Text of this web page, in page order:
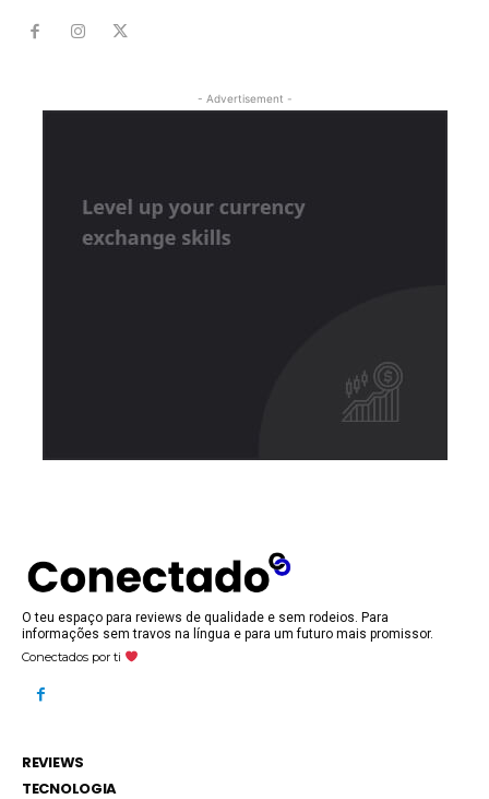
- Advertisement -
O teu espaço para reviews de qualidade e sem rodeios. Para
informações sem travos na língua e para um futuro mais promissor.
Conectados por ti
REVIEWS
TECNOLOGIA